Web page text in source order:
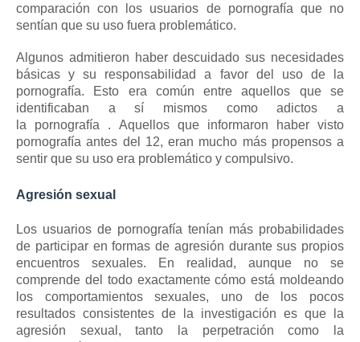
comparación con los usuarios de pornografía que no
sentían que su uso fuera problemático.
Algunos admitieron haber descuidado sus necesidades
básicas y su responsabilidad a favor del uso de la
pornografía.
Esto era común entre aquellos que se
identificaban a sí mismos comoadictos a
la pornografía . Aquellos que informaron haber visto
pornografía antes del 12, eran mucho más propensos a
sentir que su uso era problemático y compulsivo.
Agresión sexual
Los usuarios de pornografía tenían más probabilidades
de participar en formas de agresión durante sus propios
encuentros sexuales.
En realidad, aunque no se
comprende del todo exactamente cómo está moldeando
los comportamientos sexuales, uno de los pocos
resultados consistentes de la investigación es que la
agresión sexual, tanto la perpetración como la